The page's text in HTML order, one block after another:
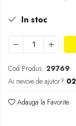
Benzi desenate
Carti de colorat
Grafice
Literatura si fictiune
Povesti pentru copii
In stoc
Cod Produs: 29769
Ai nevoie de ajutor?
Adauga la Favorite